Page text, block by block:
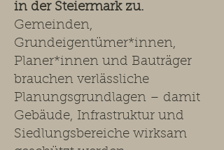
in der Steiermark zu.
Gemeinden,
Grundeigentümer*innen,
Planer*innen und Bauträger
brauchen verlässliche
Planungsgrundlagen – damit
Gebäude, Infrastruktur und
Siedlungsbereiche wirksam